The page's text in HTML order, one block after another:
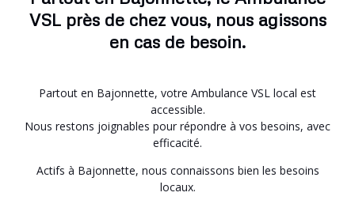
VSL près de chez vous, nous agissons
en cas de besoin.
Partout en Bajonnette, votre Ambulance VSL local est
accessible.
Nous restons joignables pour répondre à vos besoins, avec
efficacité.
Actifs à Bajonnette, nous connaissons bien les besoins
locaux.